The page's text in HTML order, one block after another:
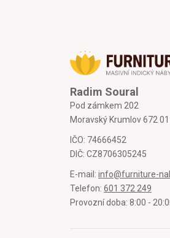
Radim Soural
Pod zámkem 202
Moravský Krumlov 672 01
IČO: 74666452
DIČ: CZ8706305245
E-mail: info@furniture-
Telefon: 601 372 249
Provozní doba: 8:00 -